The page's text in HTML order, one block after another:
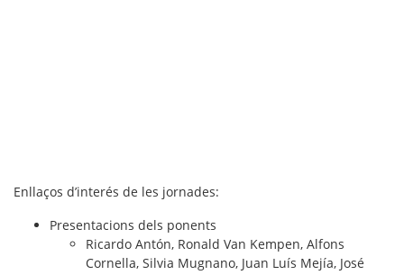
Enllaços d’interés de les jornades:
Presentacions dels ponents
Ricardo Antón, Ronald Van Kempen, Alfons
Cornella, Silvia Mugnano, Juan Luís Mejía, José